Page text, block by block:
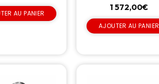
AU PANIER
1 572,00€
AJOUTER AU PANIER